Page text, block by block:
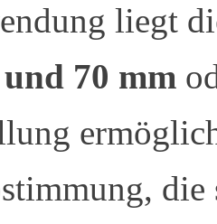
liegt
70 mm